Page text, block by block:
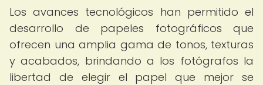
Los avances tecnológicos han permitido el
desarrollo de papeles fotográficos que
ofrecen una amplia gama de tonos, texturas
y acabados, brindando a los fotógrafos la
libertad de elegir el papel que mejor se